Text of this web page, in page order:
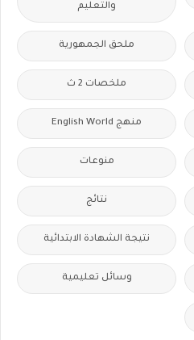
والتعليم
ملحق الجمهورية
ملخصات 2 ث
منهج English World
منوعات
نتائج
نتيجة الشهادة الابتدائية
وسائل تعليمية